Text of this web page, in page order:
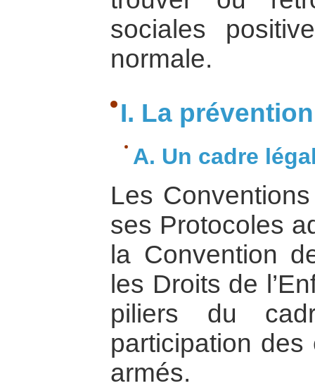
sociales
normale.
I. La prévention
A. Un cadre
Les
ses Protocoles
la Convention
les Droits de
piliers du
participation
armés.